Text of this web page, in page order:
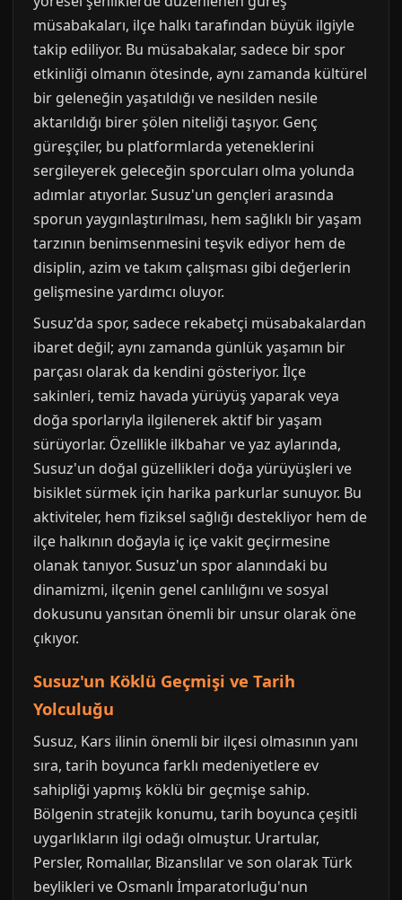
müsabakaları, ilçe halkı tarafından büyük ilgiyle
takip ediliyor. Bu müsabakalar, sadece bir spor
etkinliği olmanın ötesinde, aynı zamanda kültürel
bir geleneğin yaşatıldığı ve nesilden nesile
aktarıldığı birer şölen niteliği taşıyor. Genç
güreşçiler, bu platformlarda yeteneklerini
sergileyerek geleceğin sporcuları olma yolunda
adımlar atıyorlar. Susuz'un gençleri arasında
sporun yaygınlaştırılması, hem sağlıklı bir yaşam
tarzının benimsenmesini teşvik ediyor hem de
disiplin, azim ve takım çalışması gibi değerlerin
gelişmesine yardımcı oluyor.
Susuz'da spor, sadece rekabetçi müsabakalardan
ibaret değil; aynı zamanda günlük yaşamın bir
parçası olarak da kendini gösteriyor. İlçe
sakinleri, temiz havada yürüyüş yaparak veya
doğa sporlarıyla ilgilenerek aktif bir yaşam
sürüyorlar. Özellikle ilkbahar ve yaz aylarında,
Susuz'un doğal güzellikleri doğa yürüyüşleri ve
bisiklet sürmek için harika parkurlar sunuyor. Bu
aktiviteler, hem fiziksel sağlığı destekliyor hem de
ilçe halkının doğayla iç içe vakit geçirmesine
olanak tanıyor. Susuz'un spor alanındaki bu
dinamizmi, ilçenin genel canlılığını ve sosyal
dokusunu yansıtan önemli bir unsur olarak öne
çıkıyor.
Susuz'un Köklü Geçmişi ve Tarih
Yolculuğu
Susuz, Kars ilinin önemli bir ilçesi olmasının yanı
sıra, tarih boyunca farklı medeniyetlere ev
sahipliği yapmış köklü bir geçmişe sahip.
Bölgenin stratejik konumu, tarih boyunca çeşitli
uygarlıkların ilgi odağı olmuştur. Urartular,
Persler, Romalılar, Bizanslılar ve son olarak Türk
beylikleri ve Osmanlı İmparatorluğu'nun